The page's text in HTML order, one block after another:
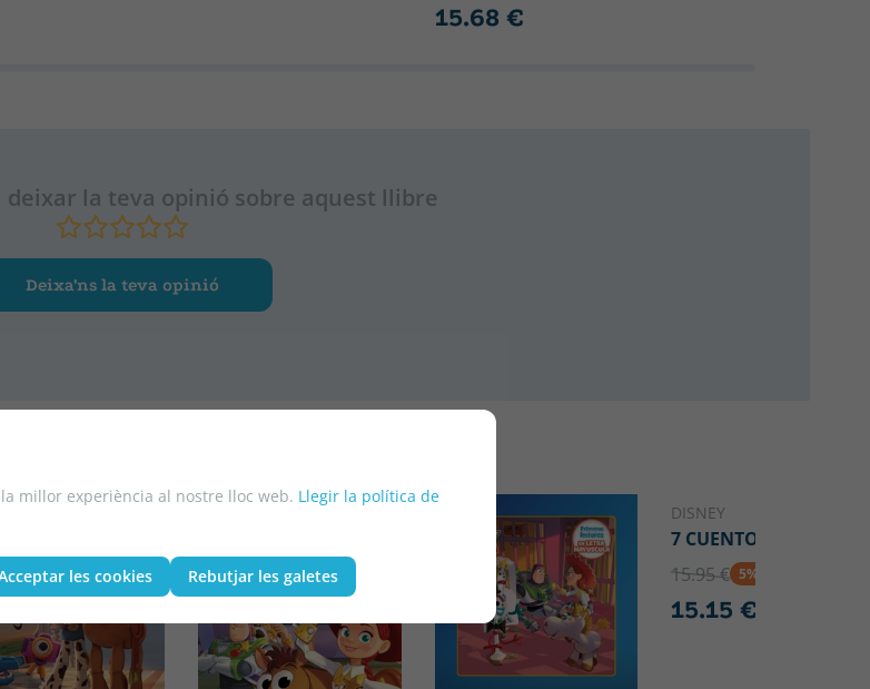
millor experiència al nostre lloc web. Llegir la política de
les cookies Rebutjar les galetes
15.68 €
deixar la teva opinió sobre aquest llibre
Deixa’ns la teva opinió
DISNEY
7 CUENTOS DE LILO
15.95 € 5% DTO
15.15 €